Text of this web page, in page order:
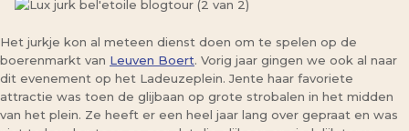
Het jurkje kon al meteen dienst doen om te spelen op de
boerenmarkt van Leuven Boert. Vorig jaar gingen we ook al naar
dit evenement op het Ladeuzeplein. Jente haar favoriete
attractie was toen de glijbaan op grote strobalen in het midden
van het plein. Ze heeft er een heel jaar lang over gepraat en was